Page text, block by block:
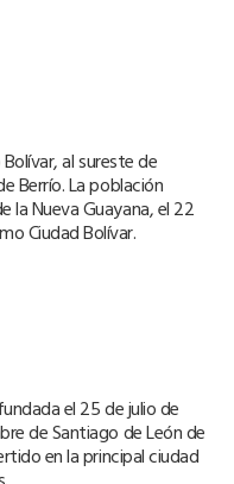
al sureste de
Berrío. La población
la Nueva Guayana, el 22
Ciudad Bolívar.
el 25 de julio de
de Santiago de León de
en la principal ciudad